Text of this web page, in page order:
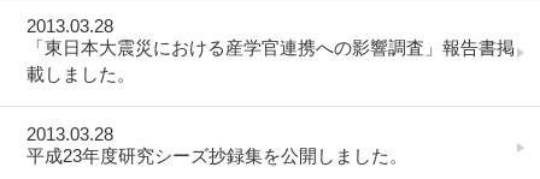
2013.03.28
「東日本大震災における産学官連携への影響調査」報告書掲
載しました。
2013.03.28
平成23年度研究シーズ抄録集を公開しました。